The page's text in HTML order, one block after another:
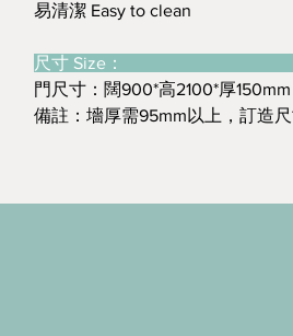
易清潔 Easy to clean
尺寸 Size：
門尺寸：闊900*高2100*厚150mm
備註：墻厚需95mm以上，訂造尺